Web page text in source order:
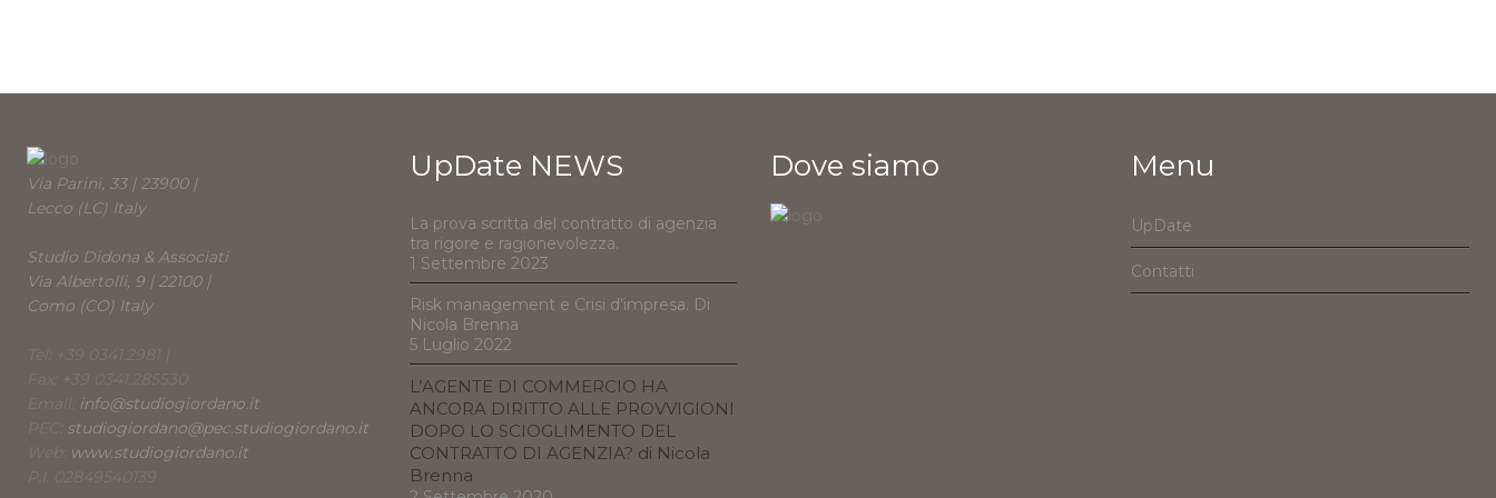
Via Parini, 33 | 23900 |
Lecco (LC) Italy
Studio Didona & Associati
Via Albertolli, 9 | 22100 |
Como (CO) Italy
Tel: +39 0341.2981 |
Fax: +39 0341.285530
Email:
info@studiogiordano.it
PEC: studiogiordano@pec.studiogiordano.it
Web:
www.studiogiordano.it
P.I. 02849540139
UpDate NEWS
La prova scritta del contratto di agenzia
tra rigore e ragionevolezza.
1 Settembre 2023
Risk management e Crisi d’impresa. Di
Nicola Brenna
5 Luglio 2022
L’AGENTE DI COMMERCIO HA
ANCORA DIRITTO ALLE PROVVIGIONI
DOPO LO SCIOGLIMENTO DEL
CONTRATTO DI AGENZIA? di Nicola
Brenna
Dove siamo Menu
UpDate
Contatti